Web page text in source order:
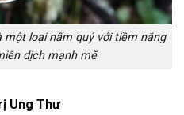
loại nấm quý với tiềm năng
dịch mạnh mẽ
Ung Thư